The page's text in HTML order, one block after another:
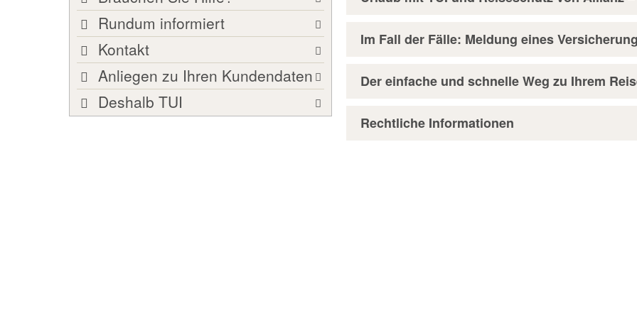
Rundum informiert
Kontakt
Anliegen zu Ihren Kundendaten
Deshalb TUI
Im Fall der Fälle: Meldung eines
Der einfache und schnelle Weg zu Ihrem
Rechtliche Informationen